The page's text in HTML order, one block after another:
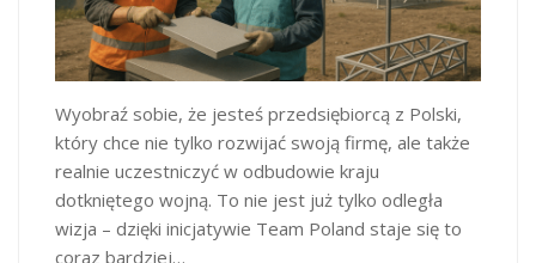
Wyobraź sobie, że jesteś przedsiębiorcą z Polski,
który chce nie tylko rozwijać swoją firmę, ale także
realnie uczestniczyć w odbudowie kraju
dotkniętego wojną. To nie jest już tylko odległa
wizja – dzięki inicjatywie Team Poland staje się to
coraz bardziej…